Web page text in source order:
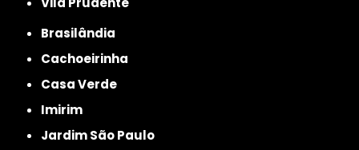
Brasilândia
Cachoeirinha
Casa Verde
Imirim
Jardim São Paulo